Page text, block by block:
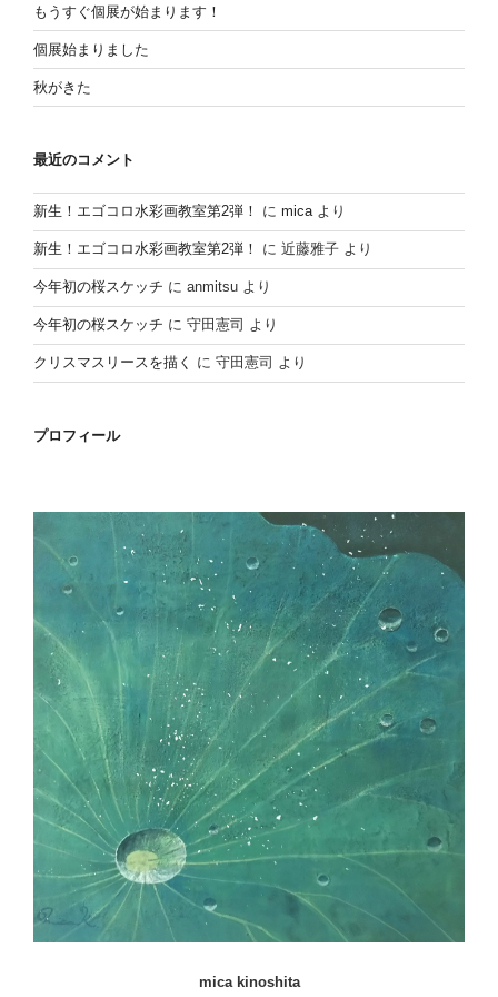
もうすぐ個展が始まります！
個展始まりました
秋がきた
最近のコメント
新生！エゴコロ水彩画教室第2弾！ に micaより
新生！エゴコロ水彩画教室第2弾！ に 近藤雅子 より
今年初の桜スケッチ に anmitsu より
今年初の桜スケッチ に 守田憲司 より
クリスマスリースを描く に 守田憲司 より
プロフィール
mica kinoshita